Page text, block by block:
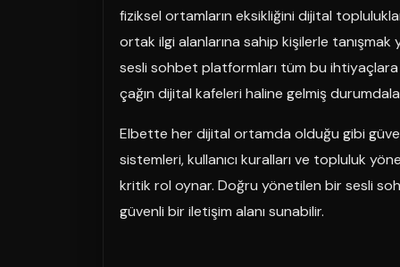
fiziksel ortamların eksikliğini dijital
ortak ilgi alanlarına sahip kişilerle
sesli sohbet platformları tüm bu
çağın dijital kafeleri haline gelmiş
Elbette her dijital ortamda olduğu gibi
sistemleri, kullanıcı kuralları ve topluluk
kritik rol oynar. Doğru yönetilen bir sesli
güvenli bir iletişim alanı sunabilir.